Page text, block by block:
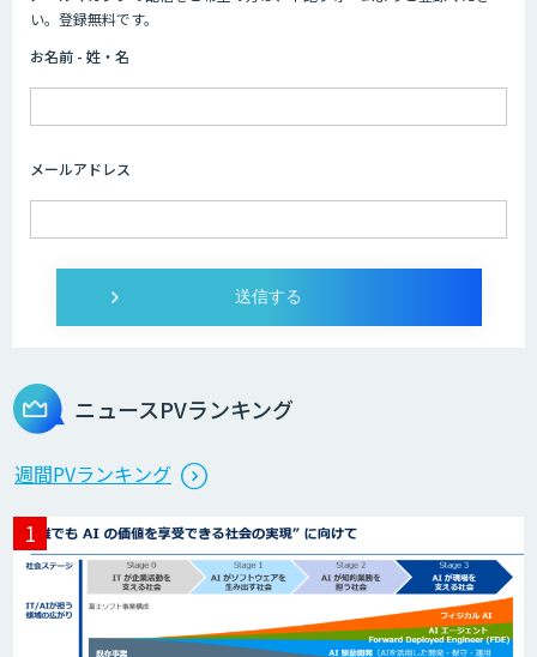
い。登録無料です。
お名前 - 姓・名
メールアドレス
ニュースPVランキング
週間PVランキング